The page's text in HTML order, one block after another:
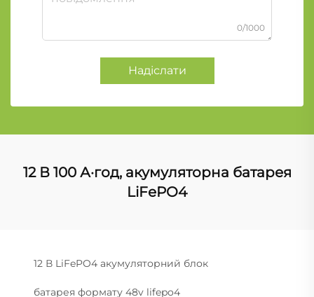
0/1000
Надіслати
12 В 100 А·год, акумуляторна батарея
LiFePO4
12 В LiFePO4 акумуляторний блок
батарея формату 48v lifepo4